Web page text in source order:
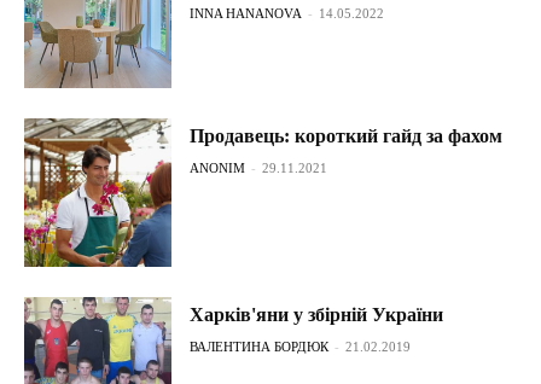
INNA HANANOVA - 14.05.2022
Продавець: короткий гайд за фахом
ANONIM - 29.11.2021
Харків'яни у збірній України
ВАЛЕНТИНА БОРДЮК - 21.02.2019